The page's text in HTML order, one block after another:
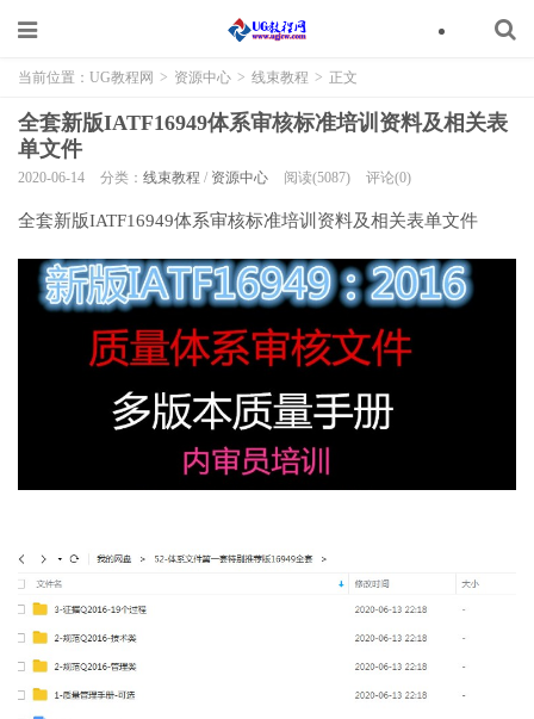
当前位置： UG教程网 > 资源中心 > 线束教程 > 正文
全套新版IATF16949体系审核标准培训资料及相关表
单文件
2020-06-14 分类： 线束教程 / 资源中心 阅读(5087) 评论(0)
全套新版IATF16949体系审核标准培训资料及相关表单文件